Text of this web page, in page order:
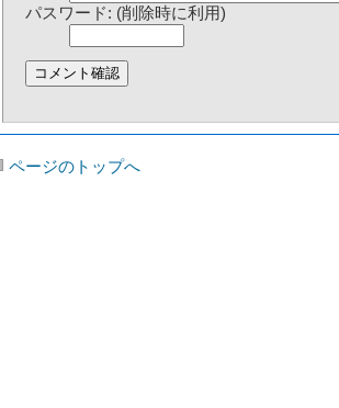
パスワード: (削除時に利用)
ページのトップへ